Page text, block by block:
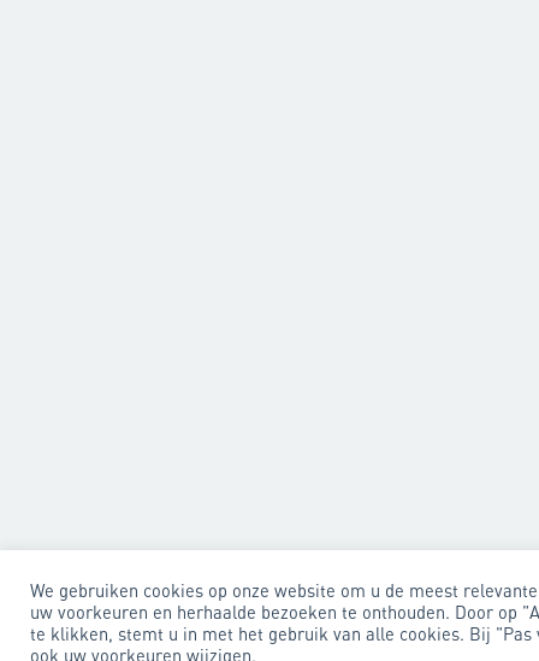
We gebruiken cookies op onze website om u de meest
uw voorkeuren en herhaalde bezoeken te onthouden. Door op
te klikken, stemt u in met het gebruik van alle cookies. Bij "Pas
ook uw voorkeuren wijzigen.